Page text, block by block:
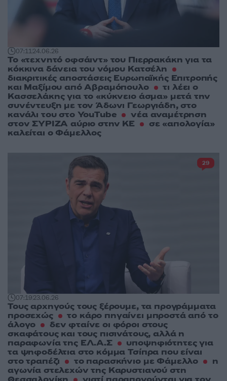
07:1124.06.26
Το «τεχνητό οφσάιντ» του Πιερρακάκη για τα
κόκκινα δάνεια του νόμου Κατσέλη
διακριτικές αποστάσεις Ευρωπαϊκής Επιτροπής
και Μαξίμου από Αβραμόπουλο
τι λέει ο
Κασσελάκης για το «κύκνειο άσμα» μετά την
συνέντευξη με τον Άδωνι Γεωργιάδη, στο
κανάλι του στο YouTube
νέα αναμέτρηση
στον ΣΥΡΙΖΑ αύριο στην ΚΕ
σε «απολογία»
καλείται ο Φάμελλος
07:1923.06.26
Τους αρχηγούς τους ξέρουμε, τα προγράμματα
προσεχώς
το κάρο πηγαίνει μπροστά από το
άλογο
δεν φταίνε οι φόροι στους
σκαφάτους και τους πισινάτους, αλλά η
παραφωνία της ΕΛ.Α.Σ
υποψηφιότητες για
τα ψηφοδέλτια στο κόμμα Τσίπρα που είναι
στο τραπέζι
το παρασκήνιο με Φάμελλο
η
αγωνία στελεχών της Καρυστιανού στη
29